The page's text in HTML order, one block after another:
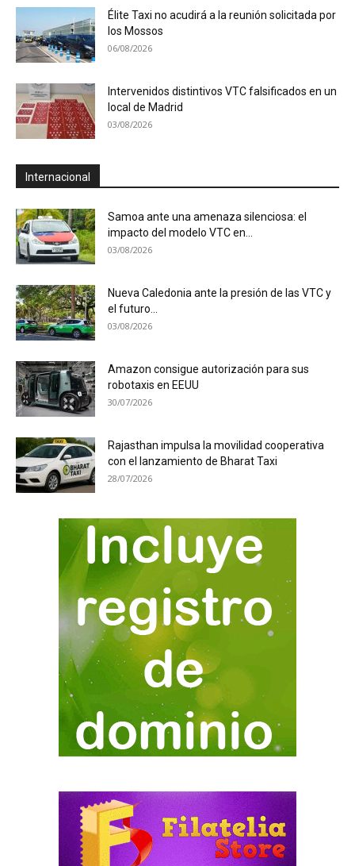
Élite Taxi no acudirá a la reunión solicitada por
los Mossos
06/08/2026
Intervenidos distintivos VTC falsificados en un
local de Madrid
03/08/2026
Internacional
Samoa ante una amenaza silenciosa: el
impacto del modelo VTC en...
03/08/2026
Nueva Caledonia ante la presión de las VTC y
el futuro...
03/08/2026
Amazon consigue autorización para sus
robotaxis en EEUU
30/07/2026
Rajasthan impulsa la movilidad cooperativa
con el lanzamiento de Bharat Taxi
28/07/2026